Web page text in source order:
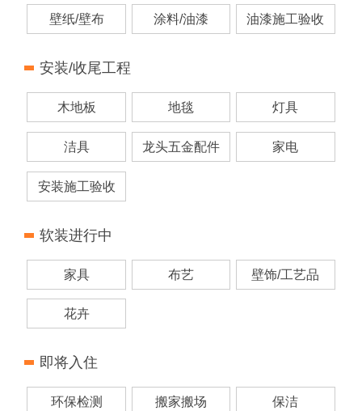
壁纸/壁布 涂料/油漆 油漆施工验收
安装/收尾工程
木地板 地毯 灯具
洁具 龙头五金配件 家电
安装施工验收
软装进行中
家具 布艺 壁饰/工艺品
花卉
即将入住
环保检测 搬家搬场 保洁